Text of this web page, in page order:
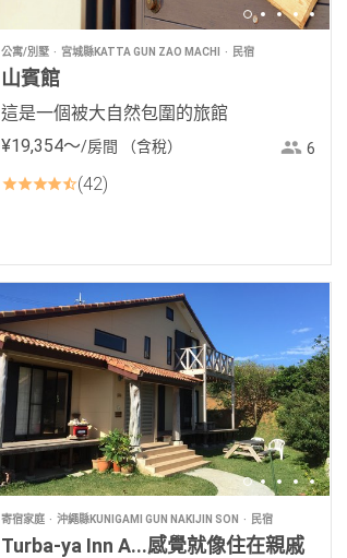
公寓/別墅 宮城縣KATTA GUN ZAO MACHI 民宿
山賓館
這是一個被大自然包圍的旅館
¥19,354〜/房間 （含稅） 6
42
寄宿家庭 沖繩縣KUNIGAMI GUN NAKIJIN SON 民宿
Turba-ya Inn A...感覺就像住在親戚